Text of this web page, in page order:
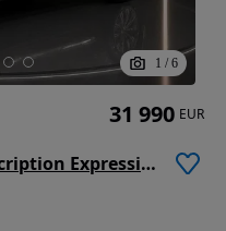
1 / 6
Volvo XC 60 2.0 T6 PHEV Inscription Expression AWD
31 990 EUR